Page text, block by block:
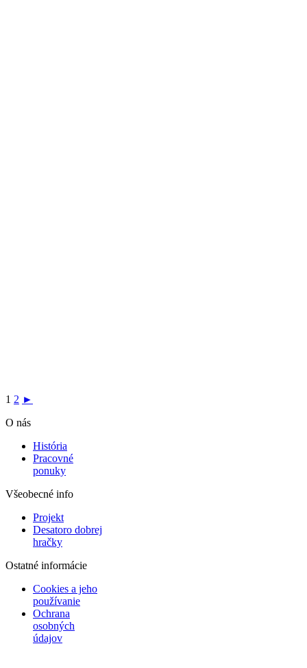
1 2 ►
O nás
História
Pracovné
ponuky
Všeobecné info
Projekt
Desatoro dobrej
hračky
Ostatné informácie
Cookies a jeho
používanie
Ochrana
osobných
údajov